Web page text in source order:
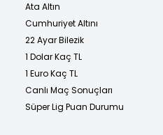
Ata Altın
Cumhuriyet Altını
22 Ayar Bilezik
1 Dolar Kaç TL
1 Euro Kaç TL
Canlı Maç Sonuçları
Süper Lig Puan Durumu